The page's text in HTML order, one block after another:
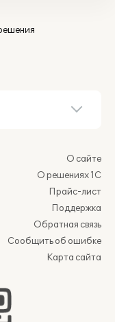
О сайте
О решениях 1С
Прайс-лист
Поддержка
Обратная связь
Сообщить об ошибке
Карта сайта